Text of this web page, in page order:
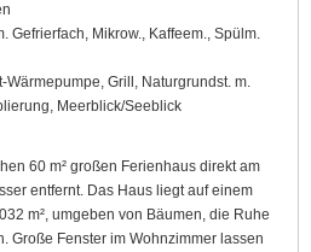
Gefrierfach, Mikrow., Kaffeem., Spülm.
Wärmepumpe, Grill, Naturgrundst. m.
Meerblick/Seeblick
60 m² großen Ferienhaus direkt am
entfernt. Das Haus liegt auf einem
m², umgeben von Bäumen, die Ruhe
Große Fenster im Wohnzimmer lassen